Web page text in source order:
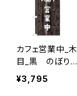
カフェ営業中_木
目_黒 のぼり
旗
¥3,795